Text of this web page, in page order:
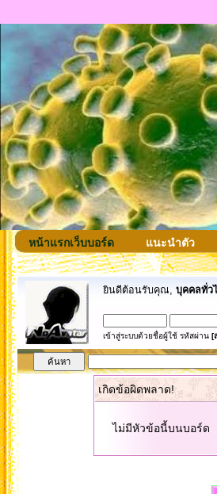
หน้าแรกเว็บบอร์ด แนะนำตัว
ยินดีต้อนรับคุณ, บุคคลทั่ว
เข้าสู่ระบบด้วยชื่อผู้ใช้ รหัสผ่าน [
เกิดข้อผิดพลาด!
ไม่มีหัวข้อนี้บนบอร์ด